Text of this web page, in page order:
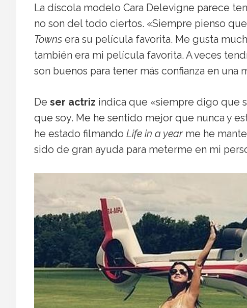
La díscola modelo Cara Delevigne parece
no son del todo ciertos. «Siempre pienso
Towns era su película favorita. Me gusta
también era mi película favorita. A veces
son buenos para tener más confianza en una
De ser actriz indica que «siempre digo que
que soy. Me he sentido mejor que nunca y
he estado filmando Life in a yearme he
sido de gran ayuda para meterme en mi